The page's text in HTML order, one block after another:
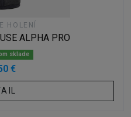
HOLENÍ
ALPHA PRO
sklade
€